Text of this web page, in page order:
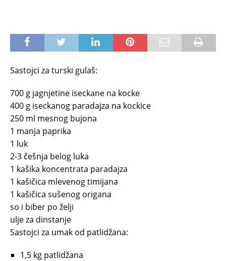
Sastojci za turski gulaš:
700 g jagnjetine iseckane na kocke
400 g iseckanog paradajza na kockice
250 ml mesnog bujona
1 manja paprika
1 luk
2-3 češnja belog luka
1 kašika koncentrata paradajza
1 kašičica mlevenog timijana
1 kašičica sušenog origana
so i biber po želji
ulje za dinstanje
Sastojci za umak od patlidžana:
1,5 kg patlidžana